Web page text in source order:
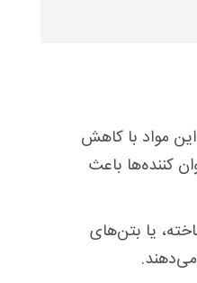
مواد با کاهش
کننده‌ها باعث
یا بتن‌های
.